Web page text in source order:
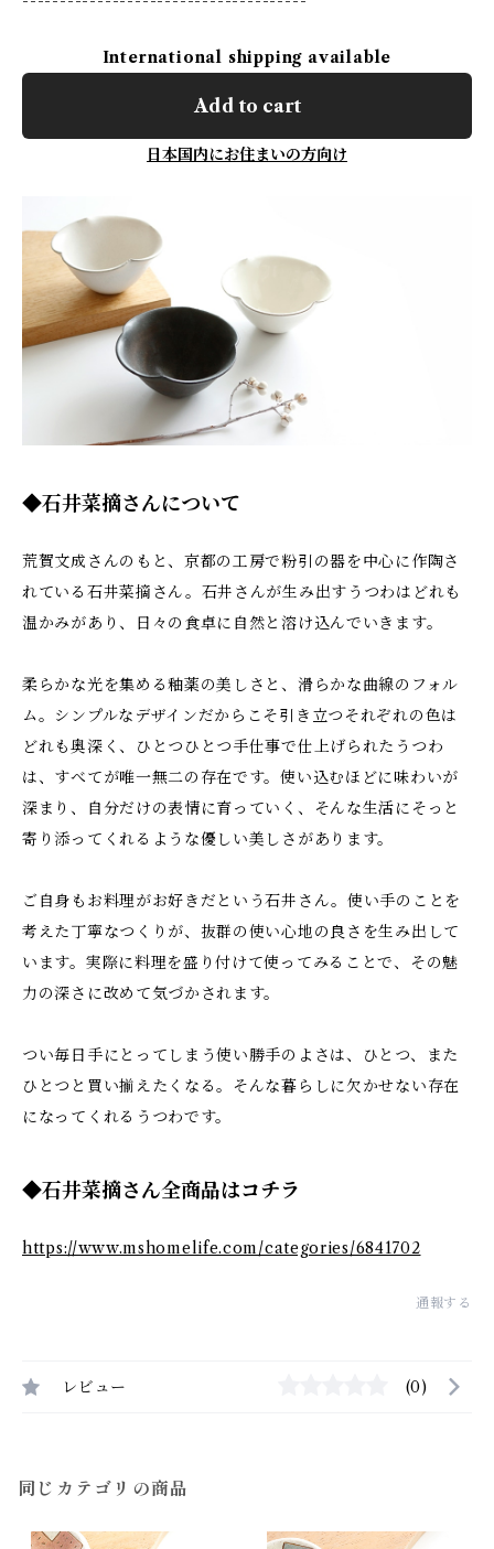
International shipping available
Add to cart
日本国内にお住まいの方向け
◆石井菜摘さんについて
荒賀文成さんのもと、京都の工房で粉引の器を中心に作陶さ
れている石井菜摘さん。石井さんが生み出すうつわはどれも
温かみがあり、日々の食卓に自然と溶け込んでいきます。
柔らかな光を集める釉薬の美しさと、滑らかな曲線のフォル
ム。シンプルなデザインだからこそ引き立つそれぞれの色は
どれも奥深く、ひとつひとつ手仕事で仕上げられたうつわ
は、すべてが唯一無二の存在です。使い込むほどに味わいが
深まり、自分だけの表情に育っていく、そんな生活にそっと
寄り添ってくれるような優しい美しさがあります。
ご自身もお料理がお好きだという石井さん。使い手のことを
考えた丁寧なつくりが、抜群の使い心地の良さを生み出して
います。実際に料理を盛り付けて使ってみることで、その魅
力の深さに改めて気づかされます。
つい毎日手にとってしまう使い勝手のよさは、ひとつ、また
ひとつと買い揃えたくなる。そんな暮らしに欠かせない存在
になってくれるうつわです。
◆石井菜摘さん全商品はコチラ
https://www.mshomelife.com/categories/6841702
通報する
レビュー (0)
同じカテゴリの商品